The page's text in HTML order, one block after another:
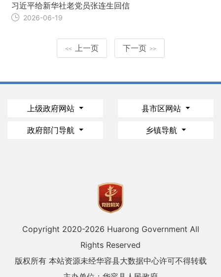
习近平给新华社老党员张连生回信
2026-06-19
<< 上一页 下一页 >>
上级政府网站 县市区网站
政府部门导航 乡镇导航
Copyright 2020-2026 Huarong Government All
Rights Reserved
版权所有 本站资源未经华容县大数据中心许可不得转载